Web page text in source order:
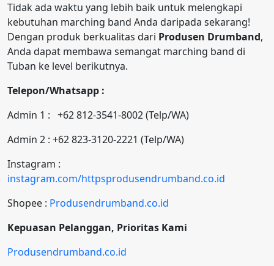
Tidak ada waktu yang lebih baik untuk melengkapi
kebutuhan marching band Anda daripada sekarang!
Dengan produk berkualitas dari Produsen Drumband,
Anda dapat membawa semangat marching band di
Tuban ke level berikutnya.
Telepon/Whatsapp :
Admin 1 : +62 812-3541-8002 (Telp/WA)
Admin 2 : +62 823-3120-2221 (Telp/WA)
Instagram :
instagram.com/httpsprodusendrumband.co.id
Shopee : Produsendrumband.co.id
Kepuasan Pelanggan, Prioritas Kami
Produsendrumband.co.id